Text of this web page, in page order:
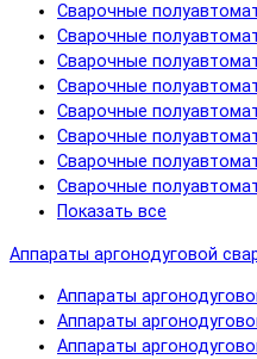
Сварочные
Сварочные
Сварочные
Сварочные
Сварочные
Сварочные
Сварочные
Сварочные
Показать все
Аппараты аргонодуговой
Аппараты
Аппараты
Аппараты